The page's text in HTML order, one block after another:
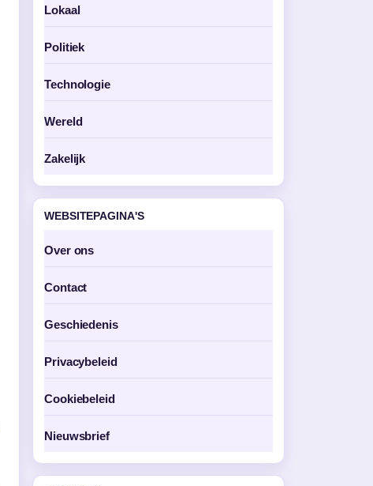
Lokaal
Politiek
Technologie
Wereld
Zakelijk
WEBSITEPAGINA'S
Over ons
Contact
Geschiedenis
Privacybeleid
Cookiebeleid
Nieuwsbrief